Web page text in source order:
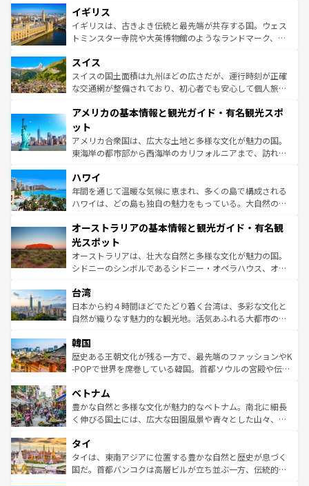
香り高いラベンダー畑など、多彩な楽しみ方が可能だ。さ
らに、パリ以外の地域にも魅力が溢れており、どの街角に
も豊かな歴史と文化が息づいている。パリ以外の個性あふ
を参照してほしい。
顔を持つこの国は、どこを歩いても飽きることがない。ベ
ルリンの文化的活気、バイエルン州のアルプスの絶景、そ
してライン川沿いのワイン畑といった風景は必見。ビール
は、お酒好きな人にはぜひ体験してほしい。 なお、新着の
ドイツ情報はコンテンツ一覧を参照してほしい。
イギリス
イギリスは、古きよき伝統と最先端が共存する国。ウェス
トミンスター寺院や大英博物館のようなランドマーク、歴
リアごとに異なる魅力がある。また、優雅なアフタヌーン
ティー、ビール好きにはたまらない英国パブ、サッカー観
戦など、本場だからこそできる体験も豊富。イギリスを旅
ンツ一覧を参照してほしい。
スイス
スイスの国土面積は九州ほどの広さだが、運行時刻が正確
な交通網が整備されており、初心者でも安心して個人旅行
の建物がそのまま残る町や、スイスならではのユニークな
博物館もあり、アルプス観光だけでなく町歩きも満喫する
ことができる。国民の所得が高いため物価も高いが、旅行
者向けの交通パス提供のサービスもあり、うまく活用すれ
着のスイス情報は
アメリカの基本情報と観光ガイド・有名観光スポ
ット
アメリカ合衆国は、広大な土地と多様な文化が魅力の国。
東海岸の都市部から西海岸のカリフォルニアまで、訪れる
のような巨大都市は、観光、ショッピング、エンターテイ
ンメントが詰まった刺激的なスポットだ。一方、アメリカ
西部には大自然が広がり、グランドキャニオンやイエロー
部のニューオーリンズでは、音楽と美食が融合した独特の
文化が魅力。旅行者はアメリカの各地域で異なる魅力を楽
しみながら、その多様性と豊かな歴史を感じることができ
るだろう。車でのロードトリップや列車の旅も、アメリカ
情報は
ハワイ
年間を通じて温暖な気候に恵まれ、多くの島で構成される
ハワイは、どの島も独自の魅力をもっている。大自然の神
ワイ島は見逃せない。また、定番の観光地といえばオアフ
島だが、静かな自然を求めるならマウイ島やカウアイ島が
おすすめ。エメラルドグリーンに輝く海をはじめ、豊かな
文化や歴史が息づいている。「アロハスピリット」と呼ば
人々、おいしいローカルフードやハワイアンミュージッ
ク、伝統的なフラダンスなど、すべてがハワイの魅力を彩
っている。訪れるたびに新しい発見と感動が待っているハ
はコンテンツ一覧
オーストラリアの基本情報と観光ガイド・有名観
光スポット
オーストラリアは、壮大な自然と多様な文化が魅力の国。
シドニーのシンボルであるシドニー・オペラハウス、オー
リアリーフや大陸中央部にそびえるウルル（エアーズロッ
ク）、タスマニアの美しい原生林やケアンズの熱帯雨林な
ど、見どころがたくさん。また、カフェやワイン、オージ
いる。アクティビティも充実しており、サーフィンやダイ
ビング、ハイキングなど、アウトドア好きにはたまらな
い。オーストラリアの多彩な魅力を存分に味わいつくそ
参照してほしい。
台湾
日本から約４時間ほどでたどり着く台湾は、多彩な文化と
自然が織りなす魅力的な観光地。活気あふれる大都市の台
ン）、静ひつな山岳地帯である台湾東部など、都市の喧騒
と山間の静けさが共存しており、訪れる人に新しい発見と
驚きをもたらしてくれる。また、奥深い台湾の食文化も魅
容にもいいと評判のスイーツなど、バラエティ豊かな料理
が味わえる。 なお、新着の台湾情報は コンテンツ一覧を参
照してほしい。
韓国
歴史ある王朝文化が残る一方で、最先端のファッションやK
-POPで世界を席巻している韓国。首都ソウルの宮殿や伝統
き、地方に足を延ばせば四季折々の自然美を楽しむことが
できる。そして、キムチや焼肉、絶品のストリートフード
まで、さまざまな韓国料理が待っている。夜には、韓国な
リティに包まれながら、韓国の多彩な魅力を心ゆくまで味
わってみてほしい。 なお、新着の韓国情報はコンテンツ一
覧を参照してほしい。
ベトナム
豊かな自然と多様な文化が魅力的なベトナム。南北に細長
く伸びる国土には、広大な田園風景や青々とした山々、世
急速な発展と共に伝統が息づく。ハノイの古い町並みやホ
ーチミン市のフランス統治時代の建物も、独特の雰囲気を
醸し出している。また、バラエティの豊かさとおいしさで
タイ
タイは、東南アジアに位置する豊かな自然と歴史が息づく
国だ。首都バンコクは高層ビルが立ち並ぶ一方、伝統的な